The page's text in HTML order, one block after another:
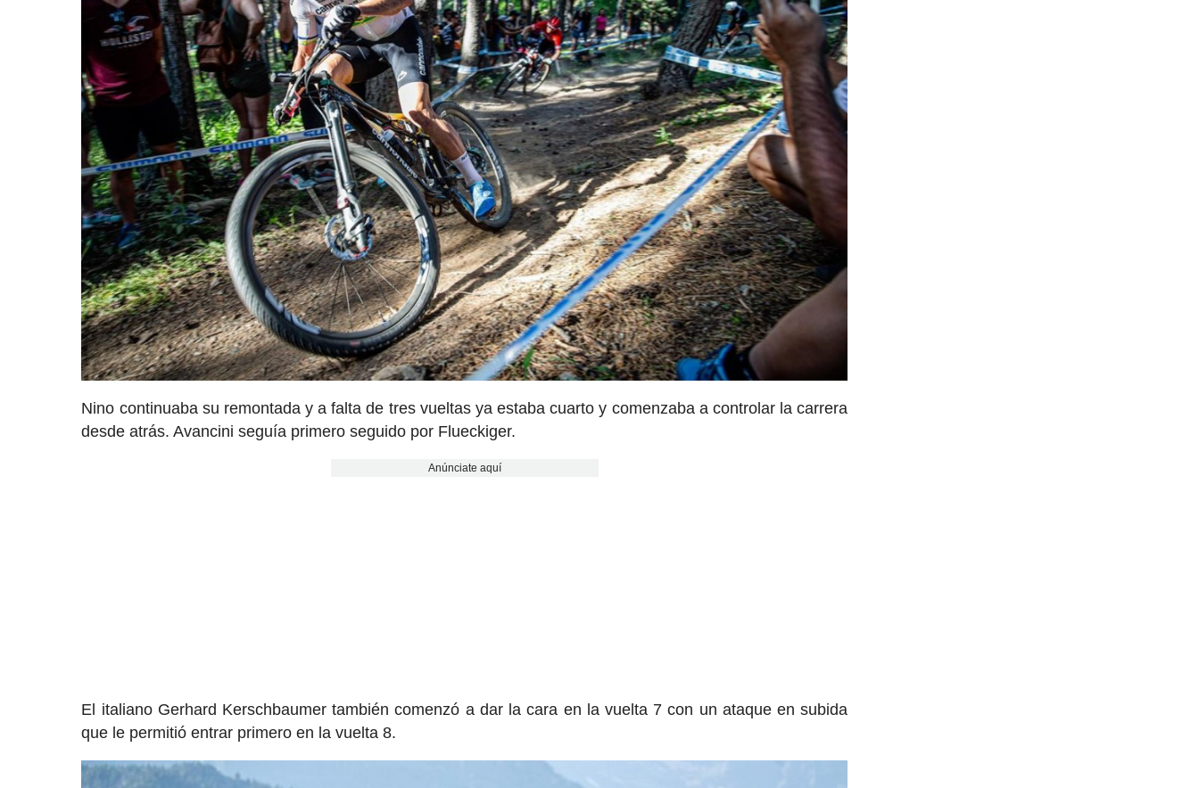
Nino continuaba su remontada y a falta de tres vueltas ya estaba cuarto y comenzaba a controlar la carrera
desde atrás. Avancini seguía primero seguido por Flueckiger.
Anúnciate aquí
El italiano Gerhard Kerschbaumer también comenzó a dar la cara en la vuelta 7 con un ataque en subida
que le permitió entrar primero en la vuelta 8.